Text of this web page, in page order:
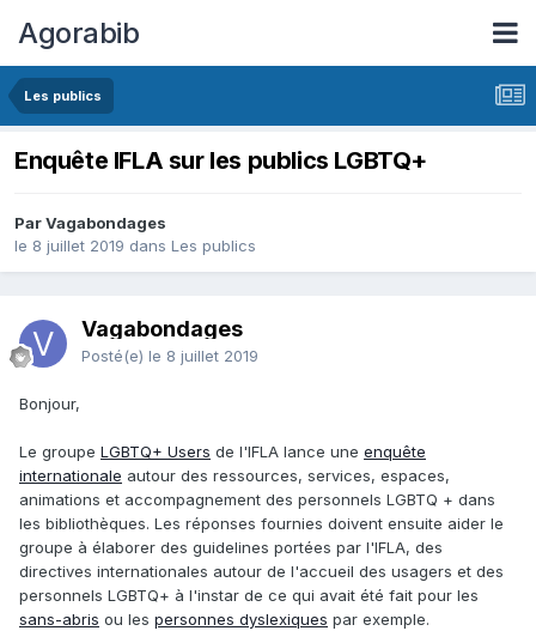
Agorabib
Les publics
Enquête IFLA sur les publics LGBTQ+
Par Vagabondages
le 8 juillet 2019 dans Les publics
Vagabondages
Posté(e) le 8 juillet 2019
Bonjour,
Le groupe LGBTQ+ Users de l'IFLA lance une enquête
internationale autour des ressources, services, espaces,
animations et accompagnement des personnels LGBTQ + dans
les bibliothèques. Les réponses fournies doivent ensuite aider le
groupe à élaborer des guidelines portées par l'IFLA, des
directives internationales autour de l'accueil des usagers et des
personnels LGBTQ+ à l'instar de ce qui avait été fait pour les
sans-abris ou les personnes dyslexiques par exemple.